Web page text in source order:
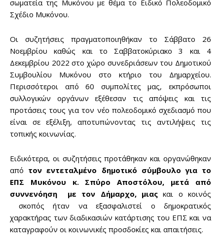
σωματεία της Μυκόνου με θέμα το Ειδικό Πολεοδομικό
Σχέδιο Μυκόνου.
Οι συζητήσεις πραγματοποιηθήκαν το Σάββατο 26
Νοεμβρίου καθώς και το Σαββατοκύριακο 3 και 4
Δεκεμβρίου 2022 στο χώρο συνεδριάσεων του Δημοτικού
Συμβουλίου Μυκόνου στο κτήριο του Δημαρχείου.
Περισσότεροι από 60 συμπολίτες μας, εκπρόσωποι
συλλογικών οργάνων εξέθεσαν τις απόψεις και τις
προτάσεις τους για τον νέο πολεοδομικό σχεδιασμό που
είναι σε εξέλιξη, αποτυπώνοντας τις αντιλήψεις τις
τοπικής κοινωνίας.
Ειδικότερα, οι συζητήσεις προτάθηκαν και οργανώθηκαν
από τον εντεταλμένο δημοτικό σύμβουλο για το
ΕΠΣ Μυκόνου κ. Σπύρο Αποστόλου, μετά από
συννενόηση με τον Δήμαρχο, μιαςκαι ο κοινός
σκοπός ήταν να εξασφαλιστεί ο δημοκρατικός
χαρακτήρας των διαδικασιών κατάρτισης του ΕΠΣ και να
καταγραφούν οι κοινωνικές προσδοκίες και απαιτήσεις.